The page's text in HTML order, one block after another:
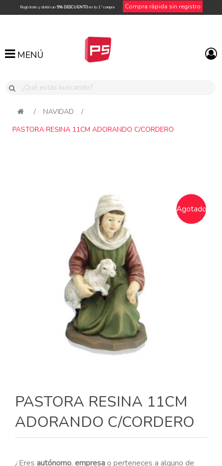
Regístrate y obtén un 5% DESCUENTOen tu 1ª compra Compra rápida sin registro
MENÚ
MENÚ
/ NAVIDAD
/
PASTORA RESINA 11CM ADORANDO C/CORDERO
Agotado
PASTORA RESINA 11CM
ADORANDO C/CORDERO
¿Eres autónomo, empresao perteneces a alguno de